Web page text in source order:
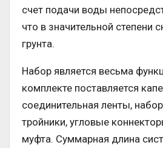
счет подачи воды
что в значительной степени
грунта.
Набор является весьма
комплекте поставляется
соединительная ленты,
тройники, угловые
муфта. Суммарная длина